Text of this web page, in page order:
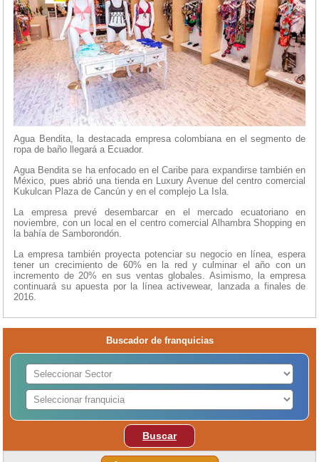
Agua Bendita, la destacada empresa colombiana en el segmento de
ropa de baño llegará a Ecuador.
Agua Bendita se ha enfocado en el Caribe para expandirse también en
México, pues abrió una tienda en Luxury Avenue del centro comercial
Kukulcan Plaza de Cancún y en el complejo La Isla.
La empresa prevé desembarcar en el mercado ecuatoriano en
noviembre, con un local en el centro comercial Alhambra Shopping en
la bahía de Samborondón.
La empresa también proyecta potenciar su negocio en línea, espera
tener un crecimiento de 60% en la red y culminar el año con un
incremento de 20% en sus ventas globales. Asimismo, la empresa
continuará su apuesta por la línea activewear, lanzada a finales de
2016.
Buscador de franquicias
Buscar